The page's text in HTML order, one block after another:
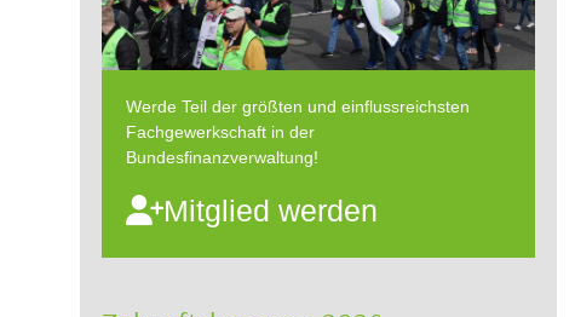
Werde Teil der größten und einflussreichsten
Fachgewerkschaft in der
Bundesfinanzverwaltung!
Mitglied werden